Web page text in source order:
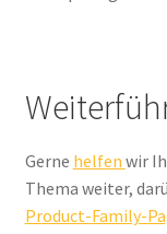
Gerne helfen wir
Thema weiter,
Product-Family-